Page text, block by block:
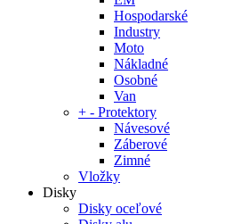
Hospodarské
Industry
Moto
Nákladné
Osobné
Van
+ - Protektory
Návesové
Záberové
Zimné
Vložky
Disky
Disky oceľové